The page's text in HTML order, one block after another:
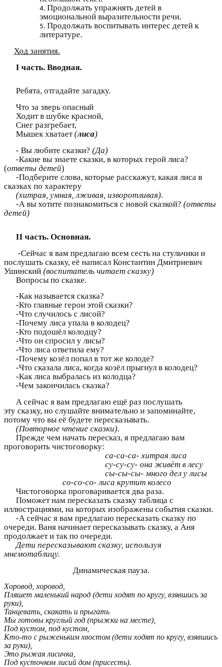
Продолжать упражнять детей в
эмоциональной выразительности речи.
Продолжать воспитывать интерес детей к
литературе.
Ход занятия.
I часть. Вводная.
Ребята, отгадайте загадку.
Что за зверь опасный
Ходит в шубке красной,
Снег разгребает,
Мышек хватает(лиса)
- Вы любите сказки? (Да)
-Какие вы знаете сказки, в которых герой лиса?
(ответы детей)
-Подберите слова, которые расскажут, какая лиса в
сказках по характеру
(хитрая, умная, лживая, изворотливая).
-А вы хотите познакомиться с новой сказкой? (ответы
детей)
II часть. Основная.
-Сейчас я вам предлагаю всем сесть на стульчики и
послушать сказку, её написал Константин Дмитриевич
Ушинский (воспитатель читает сказку)
Вопросы по сказке.
-Как называется сказка?
-Кто главные герои этой сказки?
-Что случилось с лисой?
-Почему лиса упала в колодец?
-Кто подошёл колодцу?
-Что он спросил у лисы?
-Что лиса ответила ему?
-Почему козёл попал в тот же колоде?
-Что сказала лиса, когда козёл прыгнул в колодец?
-Как лиса выбралась из колодца?
-Чем закончилась сказка?
А сейчас я вам предлагаю ещё раз послушать
эту сказку, но слушайте внимательно и запоминайте,
потому что вы её будете пересказывать.
(Повторное чтение сказки).
Прежде чем начать пересказ, я предлагаю вам
проговорить чистоговорку:
са-са-са- хитрая лиса
су-су-су- она живёт в лесу
сы-сы-сы- много дел у лисы
со-со-со- лиса крутит колесо
Чистоговорка проговаривается два раза.
Поможет нам пересказать сказку таблица с
иллюстрациями, на которых изображены события сказки.
-А сейчас я вам предлагаю пересказать сказку по
очереди. Ваня начинает пересказывать сказку, а Аня
продолжает и так по очереди.
Дети пересказывают сказку, используя
мнемотаблицу.
Динамическая пауза.
Хоровод, хоровод,
Пляшет маленький народ (дети ходят по кругу, взявшись за
руки),
Танцевать, скакать и прыгать
Мы готовы круглый год (прыжки на месте),
Под кустом, под кустом,
Кто-то с рыженьким хвостом (дети ходят по кругу, взявшись
за руки),
Это рыжая лисичка,
Под кусточком лисий дом (присесть).